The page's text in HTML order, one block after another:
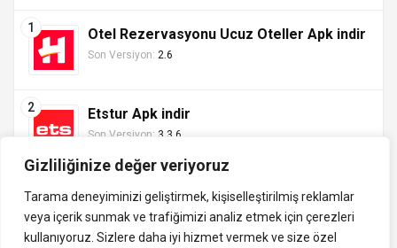
Gizliliğinize değer veriyoruz
Tarama deneyiminizi geliştirmek, kişiselleştirilmiş reklamlar
veya içerik sunmak ve trafiğimizi analiz etmek için çerezleri
kullanıyoruz. Sizlere daha iyi hizmet vermek ve size özel
Otel Rezervasyonu Ucuz Oteller Apk indir
Son Versiyon: 2.6
Etstur Apk indir
Son Versiyon: 3.3.6
indirVip.com, en güvenilir ve hızlı APK indirme platformudur! En